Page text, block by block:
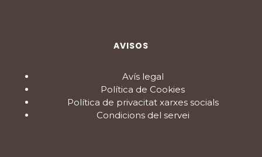
AVISOS
Avís legal
Política de Cookies
Política de privacitat xarxes socials
Condicions del servei